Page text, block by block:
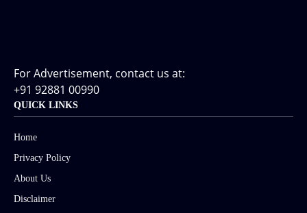
For Advertisement, contact us at:
+91 92881 00990
QUICK LINKS
Home
Privacy Policy
About Us
Disclaimer